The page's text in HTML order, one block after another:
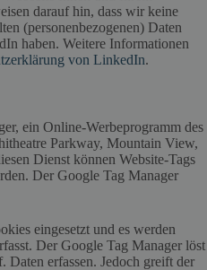
darauf hin, dass wir keine
(personenbezogenen) Daten
haben. Weitere Informationen
von LinkedIn.
ein Online-Werbeprogramm des
Parkway, Mountain View,
Dienst können Website-Tags
Der Google Tag Manager
eingesetzt und es werden
Der Google Tag Manager löst
Daten erfassen. Jedoch greift der